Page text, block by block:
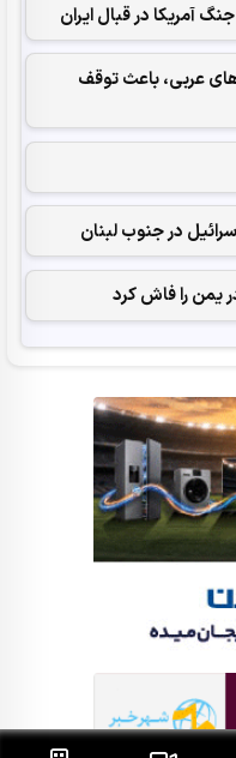
آمریکا در قبال ایران
عربی، باعث توقف
در جنوب لبنان
یمن را فاش کرد